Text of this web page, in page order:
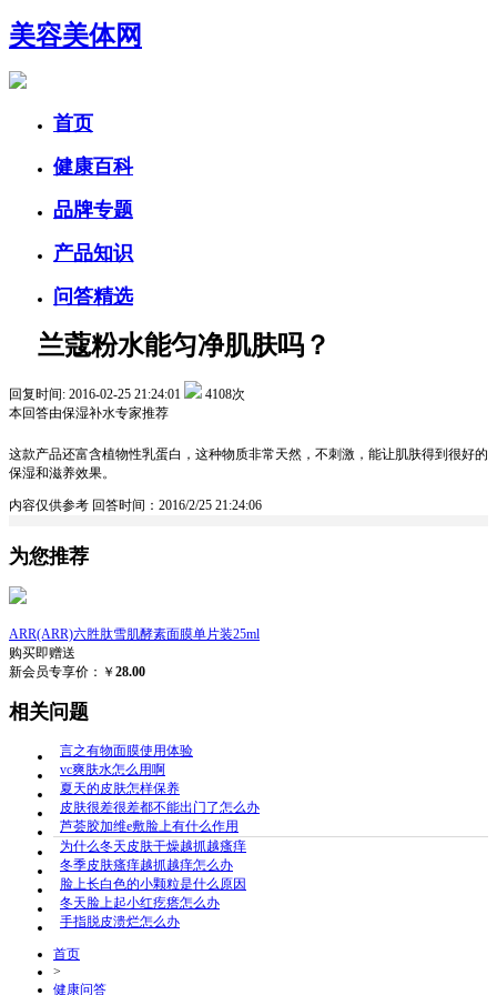
美容美体网
首页
健康百科
品牌专题
产品知识
问答精选
兰蔻粉水能匀净肌肤吗？
回复时间: 2016-02-25 21:24:01
4108次
本回答由保湿补水专家推荐
这款产品还富含植物性乳蛋白，这种物质非常天然，不刺激，能让肌肤得到很好的
保湿和滋养效果。
内容仅供参考 回答时间：2016/2/25 21:24:06
为您推荐
ARR(ARR)六胜肽雪肌酵素面膜单片装25ml
购买即赠送
新会员专享价：￥ 28.00
相关问题
言之有物面膜使用体验
vc爽肤水怎么用啊
夏天的皮肤怎样保养
皮肤很差很差都不能出门了怎么办
芦荟胶加维e敷脸上有什么作用
为什么冬天皮肤干燥越抓越瘙痒
冬季皮肤瘙痒越抓越痒怎么办
脸上长白色的小颗粒是什么原因
冬天脸上起小红疙瘩怎么办
手指脱皮溃烂怎么办
首页
>
健康问答